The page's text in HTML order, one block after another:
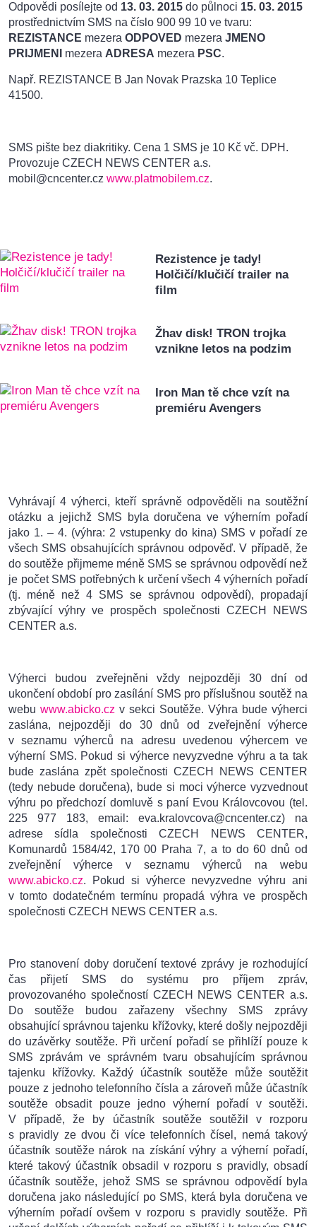
Odpovědi posílejte od 13. 03. 2015 do půlnoci 15. 03. 2015
prostřednictvím SMS na číslo 900 99 10 ve tvaru:
REZISTANCE mezera ODPOVED mezera JMENO
PRIJMENI
mezera ADRESA mezera PSC.
Např. REZISTANCE B Jan Novak Prazska 10 Teplice
41500.
SMS pište bez diakritiky. Cena 1 SMS je 10 Kč vč. DPH.
Provozuje CZECH NEWS CENTER a.s.
mobil@cncenter.cz www.platmobilem.cz.
Rezistence je tady!
Holčičí/klučičí trailer na
film
Žhav disk! TRON trojka
vznikne letos na podzim
Iron Man tě chce vzít na
premiéru Avengers
Vyhrávají 4 výherci, kteří správně odpověděli na soutěžní
otázku a jejichž SMS byla doručena ve výherním pořadí
jako 1. – 4. (výhra: 2 vstupenky do kina) SMS v pořadí ze
všech SMS obsahujících správnou odpověď. V případě, že
do soutěže přijmeme méně SMS se správnou odpovědí než
je počet SMS potřebných k určení všech 4 výherních pořadí
(tj. méně než 4 SMS se správnou odpovědí), propadají
zbývající výhry ve prospěch společnosti CZECH NEWS
CENTER a.s.
Výherci budou zveřejněni vždy nejpozději 30 dní od
ukončení období pro zasílání SMS pro příslušnou soutěž na
webu www.abicko.cz v sekci Soutěže. Výhra bude výherci
zaslána, nejpozději do 30 dnů od zveřejnění výherce
v seznamu výherců na adresu uvedenou výhercem ve
výherní SMS. Pokud si výherce nevyzvedne výhru a ta tak
bude zaslána zpět společnosti CZECH NEWS CENTER
(tedy nebude doručena), bude si moci výherce vyzvednout
výhru po předchozí domluvě s paní Evou Královcovou (tel.
225 977 183, email: eva.kralovcova@cncenter.cz) na
adrese sídla společnosti CZECH NEWS CENTER,
Komunardů 1584/42, 170 00 Praha 7, a to do 60 dnů od
zveřejnění výherce v seznamu výherců na webu
www.abicko.cz. Pokud si výherce nevyzvedne výhru ani
v tomto dodatečném termínu propadá výhra ve prospěch
společnosti CZECH NEWS CENTER a.s.
Pro stanovení doby doručení textové zprávy je rozhodující
čas přijetí SMS do systému pro příjem zpráv,
provozovaného společností CZECH NEWS CENTER a.s.
Do soutěže budou zařazeny všechny SMS zprávy
obsahující správnou tajenku křížovky, které došly nejpozději
do uzávěrky soutěže. Při určení pořadí se přihlíží pouze k
SMS zprávám ve správném tvaru obsahujícím správnou
tajenku křížovky. Každý účastník soutěže může soutěžit
pouze z jednoho telefonního čísla a zároveň může účastník
soutěže obsadit pouze jedno výherní pořadí v soutěži.
V případě, že by účastník soutěže soutěžil v rozporu
s pravidly ze dvou či více telefonních čísel, nemá takový
účastník soutěže nárok na získání výhry a výherní pořadí,
které takový účastník obsadil v rozporu s pravidly, obsadí
účastník soutěže, jehož SMS se správnou odpovědí byla
doručena jako následující po SMS, která byla doručena ve
výherním pořadí ovšem v rozporu s pravidly soutěže. Při